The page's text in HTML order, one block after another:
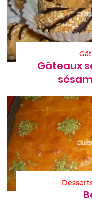
Gâteaux